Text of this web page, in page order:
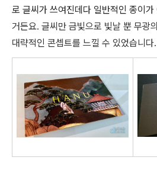
로 글씨가 쓰여진데다 일반적인 종이가
거든요. 글씨만 금빛으로 빛날 뿐 무광
대략적인 콘셉트를 느낄 수 있었습니다.